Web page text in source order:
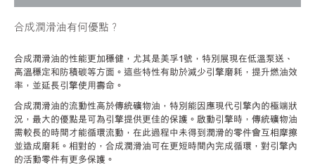
合成潤滑油有何優點？
合成潤滑油的性能更加穩健，尤其是美孚1號，特別展現在低溫泵送、
高溫穩定和防積碳等方面。這些特性有助於減少引擎磨耗，提升燃油效
率，並延長引擎使用壽命。
合成潤滑油的流動性高於傳統礦物油，特別能因應現代引擎內的極端狀
況，最大的優點是可為引擎提供更佳的保護。啟動引擎時，傳統礦物油
需較長的時間才能循環流動，在此過程中未得到潤滑的零件會互相摩擦
並造成磨耗。相對的，合成潤滑油可在更短時間內完成循環，對引擎內
的活動零件有更多保護。